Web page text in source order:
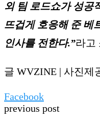
외 팀 로드쇼가 성공
뜨겁게 호응해 준 베
인사를 전한다.”라고
글 WVZINE | 사진제
Facebook
previous post